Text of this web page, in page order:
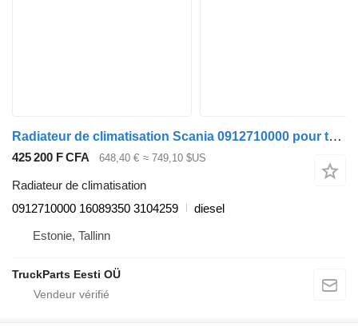
Radiateur de climatisation Scania 0912710000 pour tracteur routier Scania P,G,R,T-series (2004-2017)
425 200 F CFA 648,40 € ≈ 749,10 $US
Radiateur de climatisation
0912710000 16089350 3104259
diesel
Estonie, Tallinn
TruckParts Eesti OÜ